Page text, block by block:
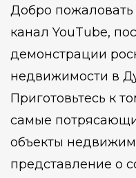
Добро
канал YouTube,
демонстрации
недвижимости в
Приготовьтесь к
самые
объекты
представление о